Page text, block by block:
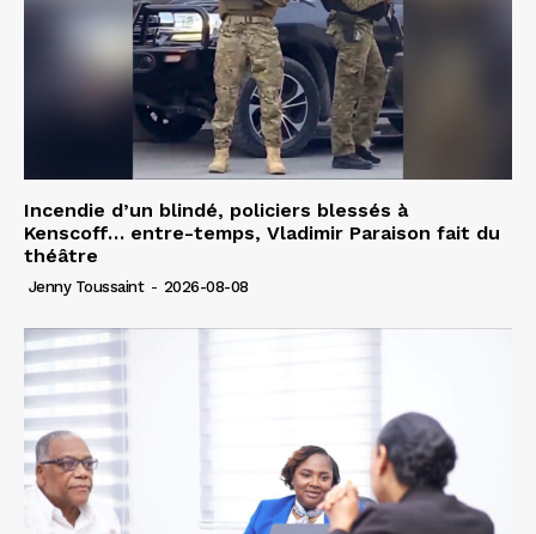
Incendie d’un blindé, policiers blessés à
Kenscoff… entre-temps, Vladimir Paraison fait du
théâtre
Jenny Toussaint - 2026-08-08